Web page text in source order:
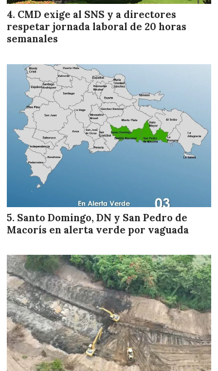
CMD exige al SNS y a directores
respetar jornada laboral de 20 horas
semanales
Santo Domingo, DN y San Pedro de
Macorís en alerta verde por vaguada